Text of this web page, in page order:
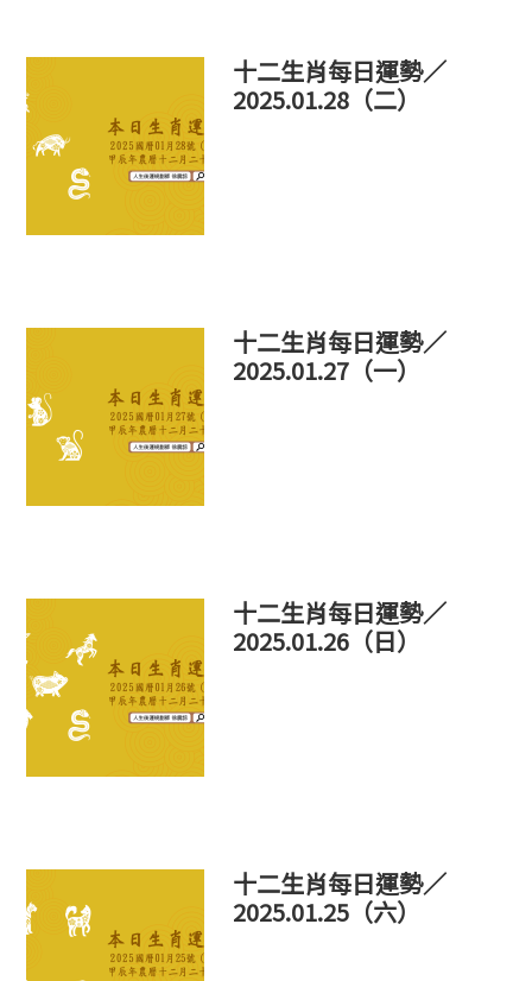
十二生肖每日運勢／
2025.01.28（二）
十二生肖每日運勢／
2025.01.27（一）
十二生肖每日運勢／
2025.01.26（日）
十二生肖每日運勢／
2025.01.25（六）